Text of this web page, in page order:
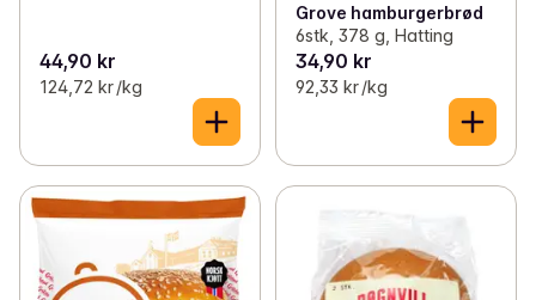
44,90 kr
124,72 kr /kg
Grove hamburgerbrød
6stk, 378 g, Hatting
34,90 kr
92,33 kr /kg